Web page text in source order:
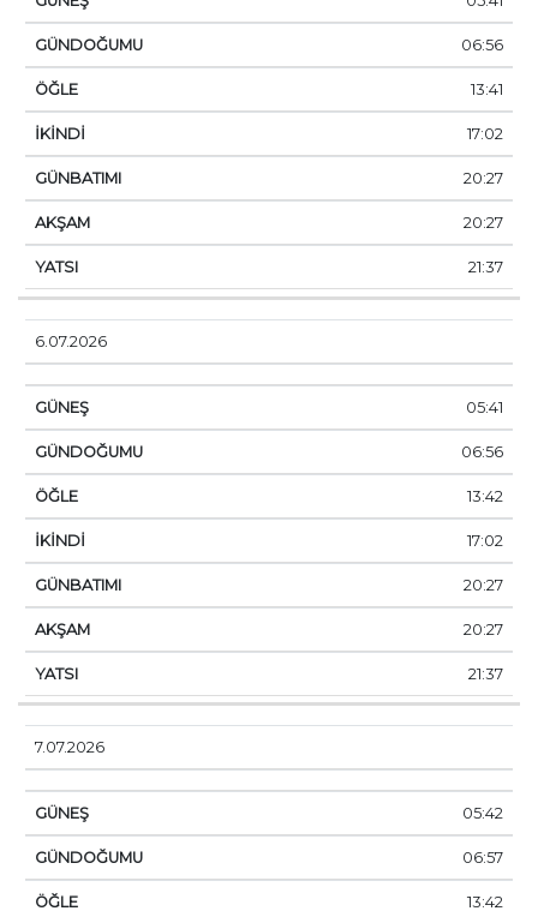
06:56
13:41
17:02
20:27
20:27
21:37
6.07.2026
05:41
06:56
13:42
17:02
20:27
20:27
21:37
7.07.2026
05:42
06:57
13:42